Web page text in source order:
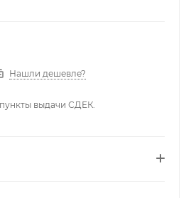
Нашли дешевле?
выдачи СДЕК.